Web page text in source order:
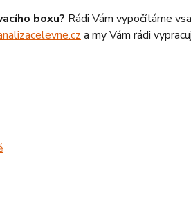
boxu? Rádi Vám vypočítáme
a my Vám rádi